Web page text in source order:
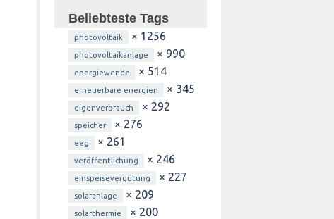
Beliebteste Tags
photovoltaik × 1256
photovoltaikanlage × 990
energiewende × 514
erneuerbare energien × 345
eigenverbrauch × 292
speicher × 276
eeg × 261
veröffentlichung × 246
einspeisevergütung × 227
solaranlage × 209
solarthermie × 200